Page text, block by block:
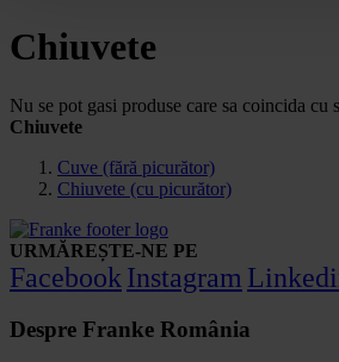
Chiuvete
Nu se pot gasi produse care sa coincida cu
Chiuvete
Cuve (fără picurător)
Chiuvete (cu picurător)
URMĂREȘTE-NE PE
Facebook Instagram
Despre Franke România